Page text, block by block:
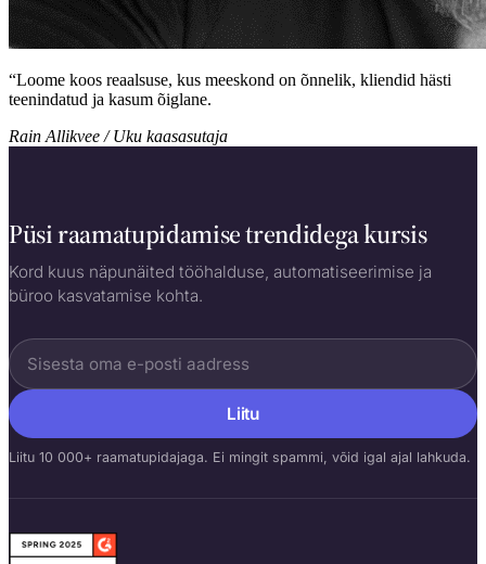
“Loome koos reaalsuse, kus meeskond on õnnelik, kliendid hästi
teenindatud ja kasum õiglane.
Rain Allikvee / Uku kaasasutaja
Püsi raamatupidamise trendidega kursis
Kord kuus näpunäited tööhalduse, automatiseerimise ja
büroo kasvatamise kohta.
Liitu
Liitu 10 000+ raamatupidajaga. Ei mingit spammi, võid igal ajal lahkuda.